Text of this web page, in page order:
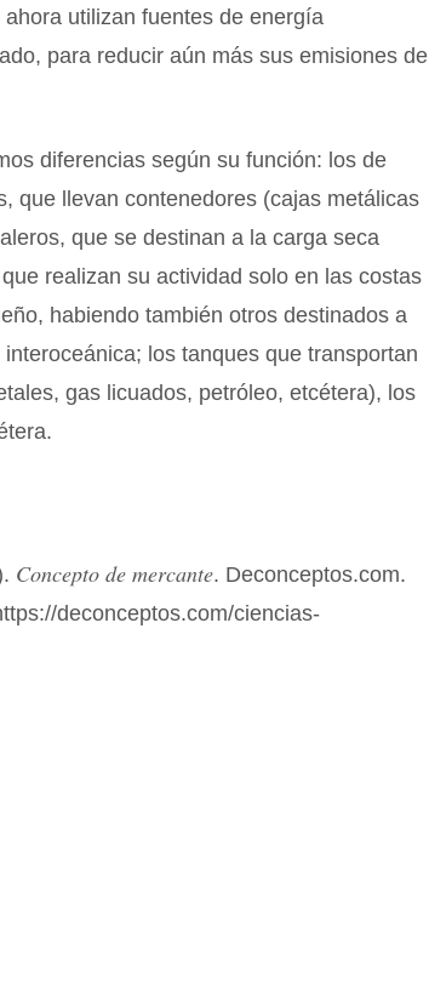
utilizan fuentes de energía
para reducir aún más sus emisiones de
diferencias según su función: los de
que llevan contenedores (cajas metálicas
que se destinan a la carga seca
realizan su actividad solo en las costas
habiendo también otros destinados a
los tanques que transportan
gas licuados, petróleo, etcétera), los
Concepto de mercante. Deconceptos.com.
deconceptos.com/ciencias-